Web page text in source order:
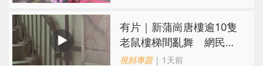
有片｜新蒲崗唐樓逾10隻
老鼠樓梯間亂舞 網民嚇
親：每次經過都要好大勇
視頻專題| 1天前